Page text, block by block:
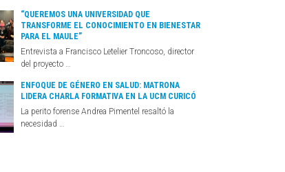
“QUEREMOS UNA UNIVERSIDAD QUE
TRANSFORME EL CONOCIMIENTO EN BIENESTAR
PARA EL MAULE”
Entrevista a Francisco Letelier Troncoso, director
del proyecto …
ENFOQUE DE GÉNERO EN SALUD: MATRONA
LIDERA CHARLA FORMATIVA EN LA UCM CURICÓ
La perito forense Andrea Pimentel resaltó la
necesidad …